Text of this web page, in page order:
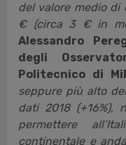
del valore medio di
€ (circa 3 € in
Alessandro
degli
Politecnico di
seppure più alto
dati 2018 (+16%),
permettere
continentale e